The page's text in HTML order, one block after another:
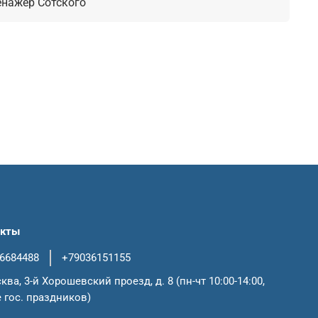
+79036151155
3-й Хорошевский проезд, д. 8 (пн-чт 10:00-14:00,
гос. праздников)